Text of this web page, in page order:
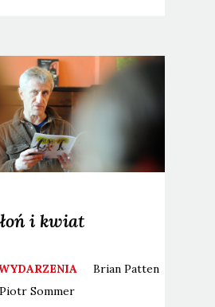
i kwiat
Brian Patten
Piotr Sommer